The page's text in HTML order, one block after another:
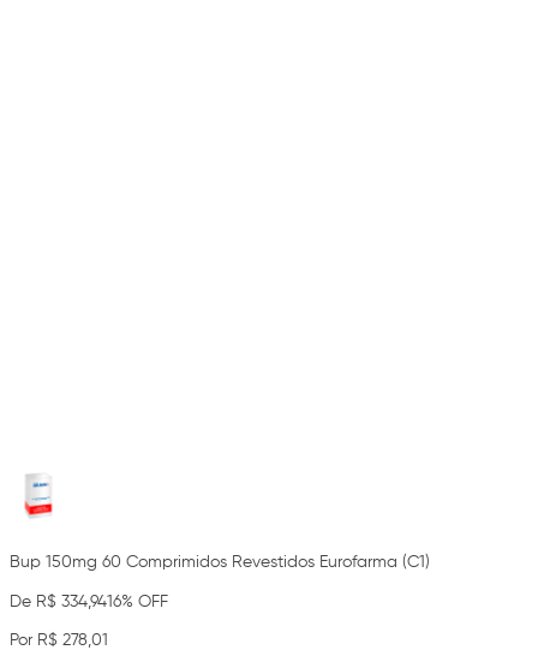
Bup 150mg 60 Comprimidos Revestidos Eurofarma (C1)
De R$ 334,9416% OFF
Por R$ 278,01